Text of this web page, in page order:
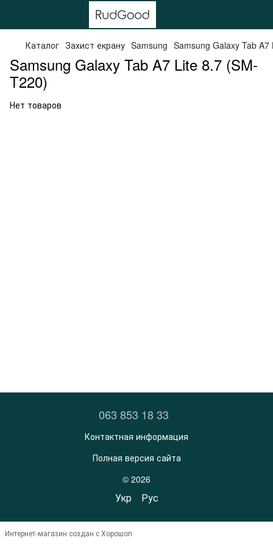
Каталог Захист екрану Samsung Samsung Galaxy Tab
Samsung Galaxy Tab A7 Lite 8.7 (SM-
T220)
Нет товаров
063 853 18 33
Контактная информация
Полная версия сайта
© 2026
Укр Рус
Интернет-магазин создан с Хорошоп